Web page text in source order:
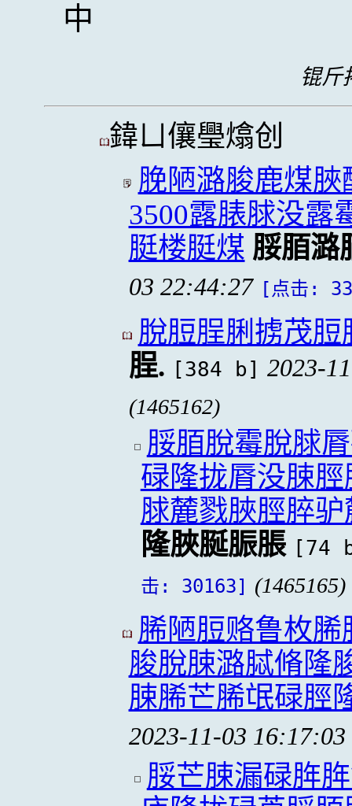
中
锟斤
鍏ㄩ儴璺熻创
脕陋潞脧鹿煤
3500露脿脙没露
脡楼脡煤 脮脜潞
03 22:44:27 [点击:
脫脰脭脷掳茂
脭. [384 b] 2023-
(1465162)
脮脜脫霉脫脙
碌隆拢脣没脨
脙麓戮脥脛脺
隆脥脠脤脹 [74
击: 30163] (1465165)
脪陋脰赂鲁枚
脧脫脨潞脦脩隆
脨脪芒脪氓碌脛
2023-11-03 16:17:03
脮芒脨漏碌脌